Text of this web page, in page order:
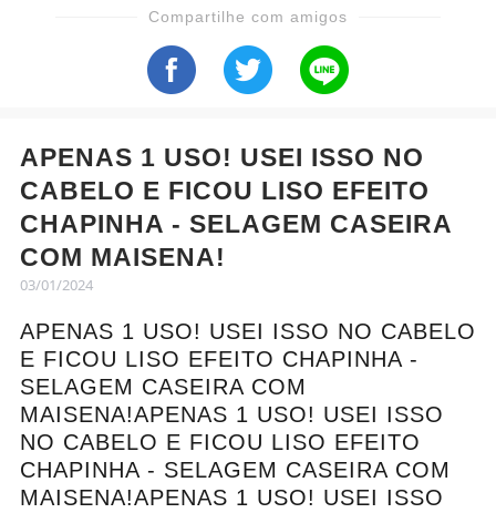
Compartilhe com amigos
APENAS 1 USO! USEI ISSO NO
CABELO E FICOU LISO EFEITO
CHAPINHA - SELAGEM CASEIRA
COM MAISENA!
03/01/2024
APENAS 1 USO! USEI ISSO NO CABELO
E FICOU LISO EFEITO CHAPINHA -
SELAGEM CASEIRA COM
MAISENA!APENAS 1 USO! USEI ISSO
NO CABELO E FICOU LISO EFEITO
CHAPINHA - SELAGEM CASEIRA COM
MAISENA!APENAS 1 USO! USEI ISSO